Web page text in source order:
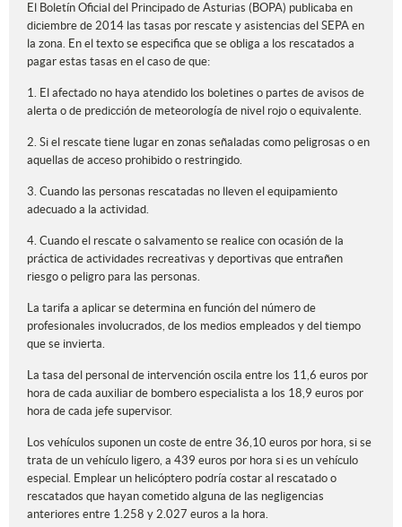
El Boletín Oficial del Principado de Asturias (BOPA) publicaba en
diciembre de 2014 las tasas por rescate y asistencias del SEPA en
la zona. En el texto se especifica que se obliga a los rescatados a
pagar estas tasas en el caso de que:
1. El afectado no haya atendido los boletines o partes de avisos de
alerta o de predicción de meteorología de nivel rojo o equivalente.
2. Si el rescate tiene lugar en zonas señaladas como peligrosas o en
aquellas de acceso prohibido o restringido.
3. Cuando las personas rescatadas no lleven el equipamiento
adecuado a la actividad.
4. Cuando el rescate o salvamento se realice con ocasión de la
práctica de actividades recreativas y deportivas que entrañen
riesgo o peligro para las personas.
La tarifa a aplicar se determina en función del número de
profesionales involucrados, de los medios empleados y del tiempo
que se invierta.
La tasa del personal de intervención oscila entre los 11,6 euros por
hora de cada auxiliar de bombero especialista a los 18,9 euros por
hora de cada jefe supervisor.
Los vehículos suponen un coste de entre 36,10 euros por hora, si se
trata de un vehículo ligero, a 439 euros por hora si es un vehículo
especial. Emplear un helicóptero podría costar al rescatado o
rescatados que hayan cometido alguna de las negligencias
anteriores entre 1.258 y 2.027 euros a la hora.